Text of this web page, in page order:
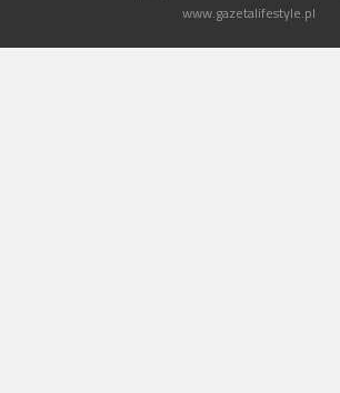
www.gazetalifestyle.pl